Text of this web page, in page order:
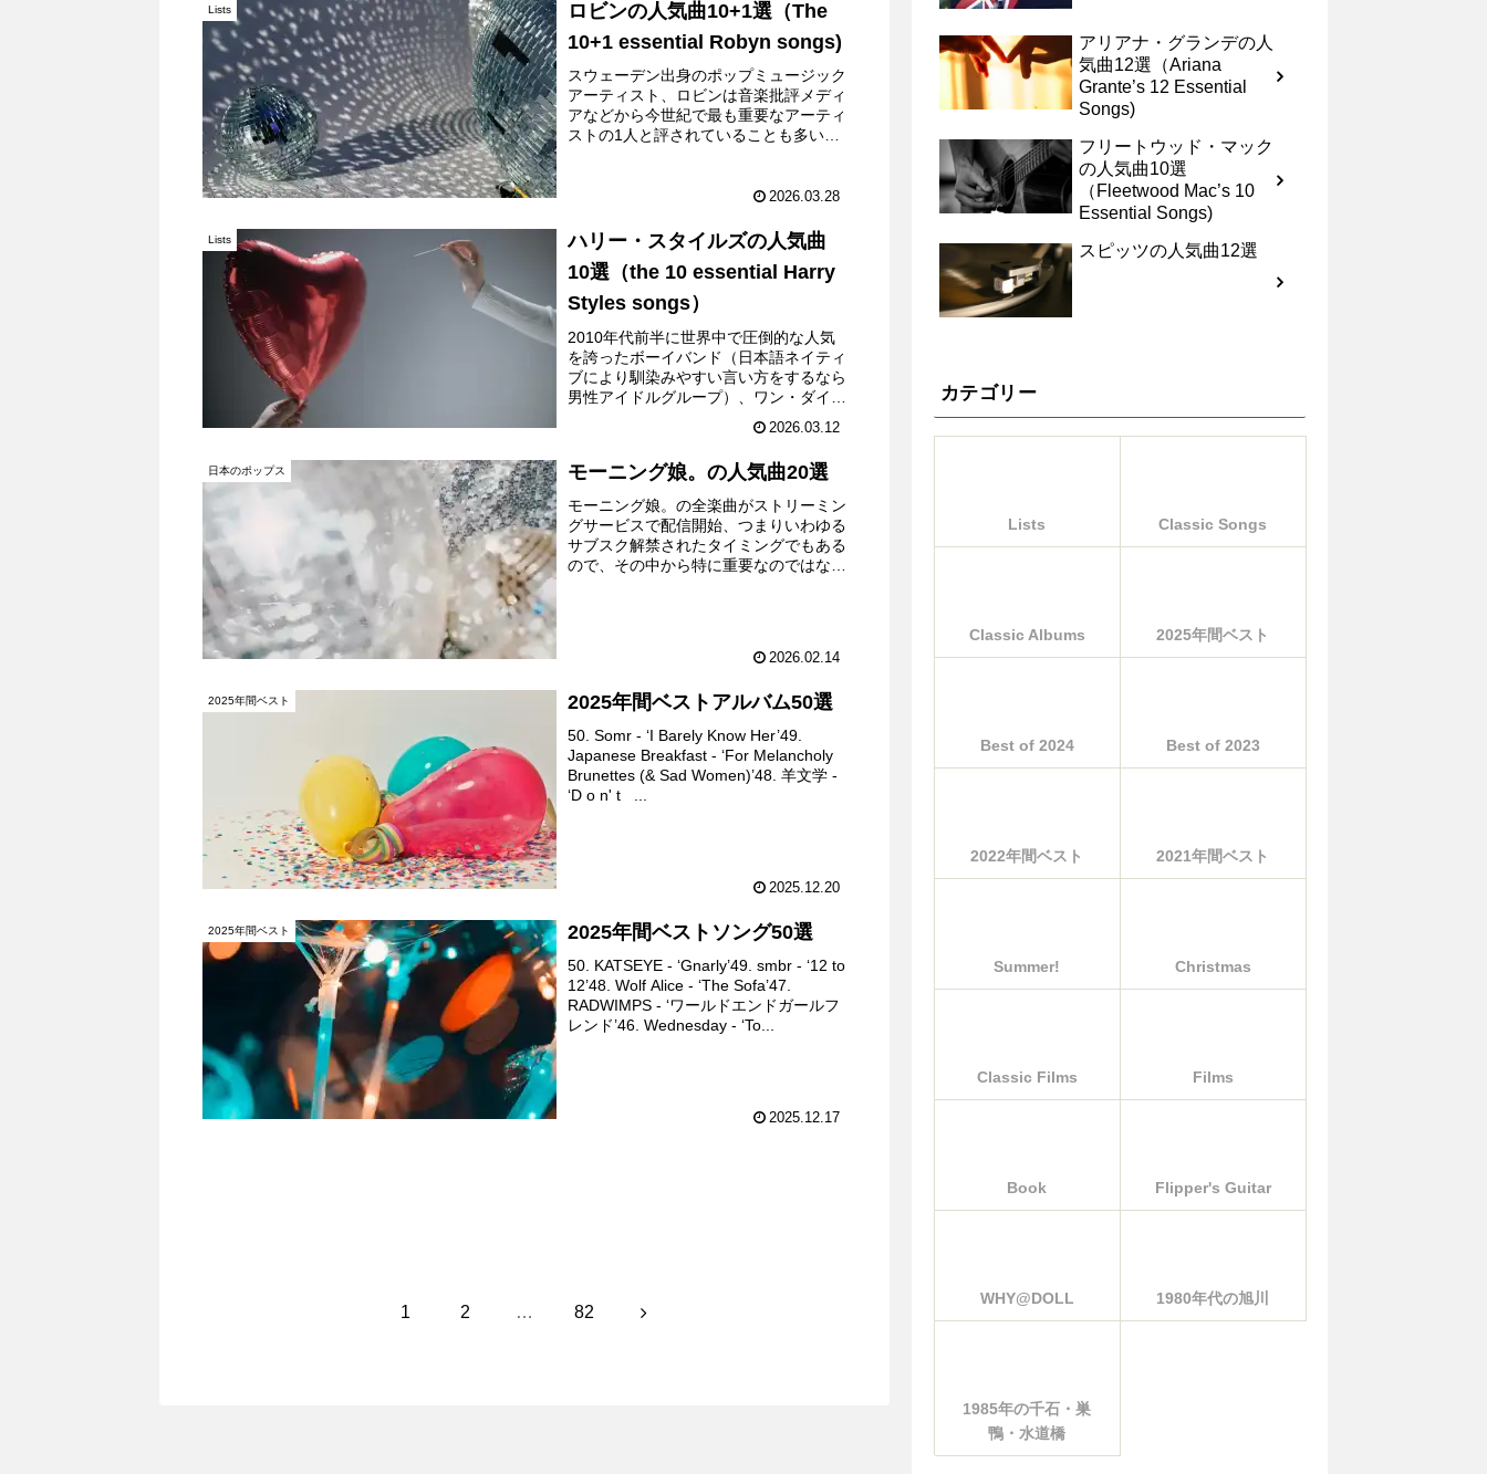
Lists
ロビンの人気曲10+1選（The
10+1 essential Robyn songs)
スウェーデン出身のポップミュージック
アーティスト、ロビンは音楽批評メディ
アなどから今世紀で最も重要なアーティ
ストの1人と評されていることも多いの
なポップミュージックのパ... 2026.03.28
Lists
ハリー・スタイルズの人気曲
10選（the 10 essential Harry
Styles songs）
2010年代前半に世界中で圧倒的な人気
を誇ったボーイバンド（日本語ネイティ
ブにより馴染みやすい言い方をするなら
男性アイドルグループ）、ワン・ダイレ
ロデビュー以降はより広い層のリスナー
2026.03.12
日本のポップス モーニング娘。の人気曲20選
モーニング娘。の全楽曲がストリーミン
グサービスで配信開始、つまりいわゆる
サブスク解禁されたタイミングでもある
ので、その中から特に重要なのではない
2026.02.14
2025年間ベスト 2025年間ベストアルバム50選
50. Somr - ‘I Barely Know Her’49.
Japanese Breakfast - ‘For Melancholy
Brunettes (& Sad Women)’48. 羊文学 -
‘D o n' t ‌ ‌ ‌...
2025.12.20
2025年間ベスト 2025年間ベストソング50選
50. KATSEYE - ‘Gnarly’49. smbr - ‘12 to
12’48. Wolf Alice - ‘The Sofa’47.
RADWIMPS - ‘ワールドエンドガールフ
レンド’46. Wednesday - ‘To...
2025.12.17
1 2 … 82 次
アリアナ・グランデの人
気曲12選（Ariana
Grante’s 12 Essential
Songs)
フリートウッド・マック
の人気曲10選
（Fleetwood Mac’s 10
Essential Songs)
スピッツの人気曲12選
カテゴリー
Lists Classic Songs
Classic Albums 2025年間ベスト
Best of 2024 Best of 2023
2022年間ベスト 2021年間ベスト
Summer! Christmas
Classic Films Films
Book Flipper's Guitar
WHY@DOLL 1980年代の旭川
1985年の千石・巣
鴨・水道橋